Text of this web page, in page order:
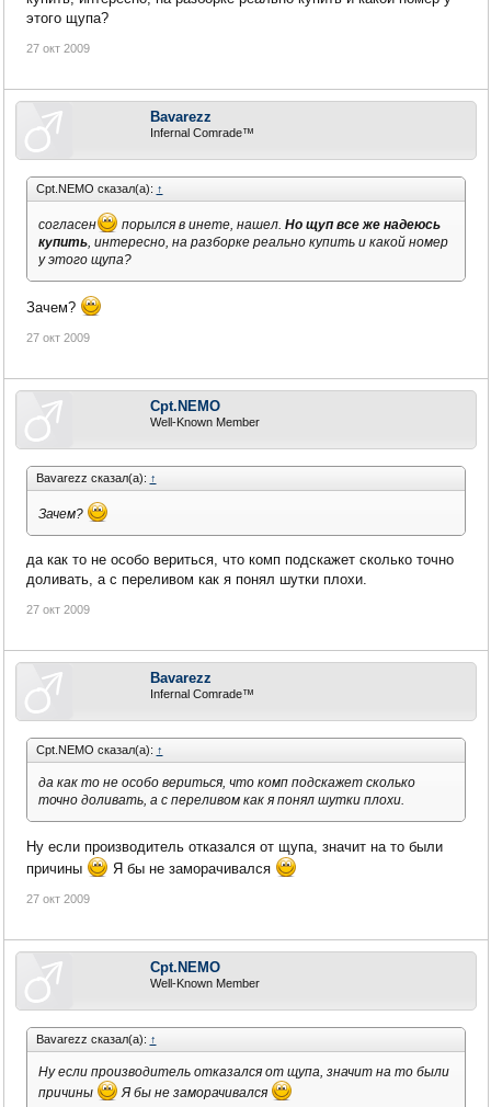
этого щупа?
27 окт 2009
Bavarezz
Infernal Comrade™
Cpt.NEMO сказал(а): ↑
согласен порылся в инете, нашел. Но щуп все же надеюсь
купить, интересно, на разборке реально купить и какой номер
у этого щупа?
Зачем?
27 окт 2009
Cpt.NEMO
Well-Known Member
Bavarezz сказал(а): ↑
Зачем?
да как то не особо вериться, что комп подскажет сколько точно
доливать, а с переливом как я понял шутки плохи.
27 окт 2009
Bavarezz
Infernal Comrade™
Cpt.NEMO сказал(а): ↑
да как то не особо вериться, что комп подскажет сколько
точно доливать, а с переливом как я понял шутки плохи.
Ну если производитель отказался от щупа, значит на то были
причины
Я бы не заморачивался
27 окт 2009
Cpt.NEMO
Well-Known Member
Bavarezz сказал(а): ↑
Ну если производитель отказался от щупа, значит на то были
причины
Я бы не заморачивался